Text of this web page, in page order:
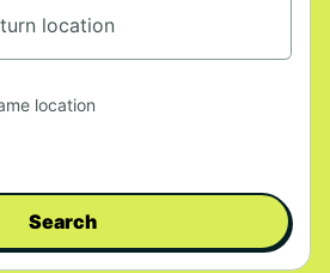
location
Search